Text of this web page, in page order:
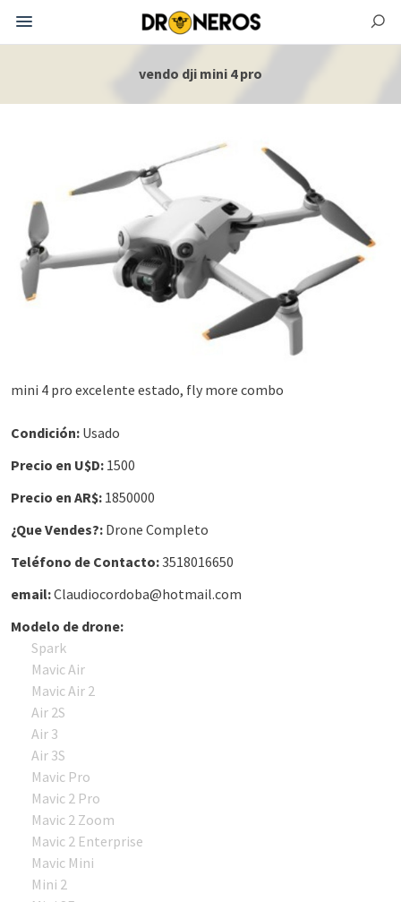
vendo dji mini 4 pro
mini 4 pro excelente estado, fly more combo
Condición: Usado
Precio en U$D: 1500
Precio en AR$: 1850000
¿Que Vendes?: Drone Completo
Teléfono de Contacto:3518016650
email:Claudiocordoba@hotmail.com
Modelo de drone:
Spark
Mavic Air
Mavic Air 2
Air 2S
Air 3
Air 3S
Mavic Pro
Mavic 2 Pro
Mavic 2 Zoom
Mavic 2 Enterprise
Mavic Mini
Mini 2